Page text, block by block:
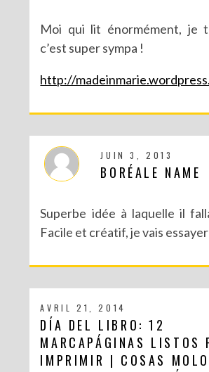
Moi qui lit énormément, je
c’est super sympa !
http://
JUIN 3, 2013
BORÉALE NAME
Superbe idée à laquelle il
Facile et créatif, je vais
AVRIL 21, 2014
DÍA DEL LIBRO: 12
MARCAPÁGINAS LISTOS
IMPRIMIR | COSAS